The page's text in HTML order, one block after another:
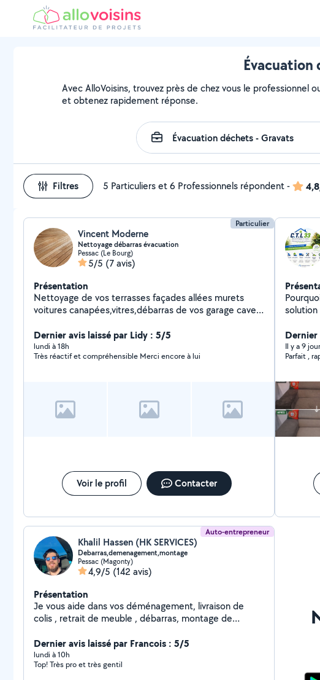
Évacuation
Avec AlloVoisins, trouvez près de chez vous le
et obtenez rapidement réponse.
Filtres 5 Particuliers et 6 Professionnels répondent-
Particulier
Vincent Moderne
Nettoyage débarras évacuation
Pessac (Le Bourg)
5/5 (7 avis)
Présentation
Nettoyage de vos terrasses façades allées murets
voitures canapées,vitres,débarras de vos garage cave
Dernier avis laissé par Lidy : 5/5
lundi à 18h
Très réactif et compréhensible Merci encore à lui
Voir le profil Contacter
Pourquoi nous
meuble
adaptés à vos
Dernier
Il y a 9
Parfait ,
Auto-entrepreneur
Khalil Hassen (HK SERVICES)
Debarras,demenagement,montage
Pessac (Magonty)
4,9/5 (142 avis)
Présentation
Je vous aide dans vos déménagement, livraison de
colis , retrait de meuble , débarras, montage de
Dernier avis laissé par Francois : 5/5
lundi à 10h
Top! Très pro et très gentil